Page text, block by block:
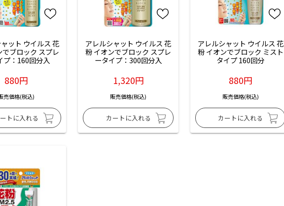
ット ウイルス 花
でブロック スプレ
プ：160回分入
880円
売価格(税込)
アレルシャット ウイルス 花
粉 イオンでブロック スプレ
ータイプ：300回分入
1,320円
販売価格(税込)
アレルシャット ウイルス 花
粉 イオンでブロック ミスト
タイプ 160回分
880円
販売価格(税込)